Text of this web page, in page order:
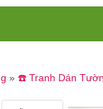
» ☎️ Tranh Dán